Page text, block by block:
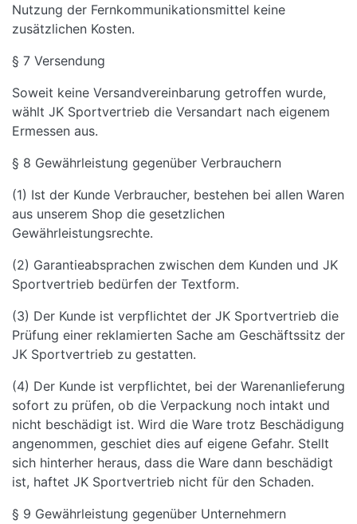
Nutzung der Fernkommunikationsmittel keine
zusätzlichen Kosten.
§ 7 Versendung
Soweit keine Versandvereinbarung getroffen wurde,
wählt JK Sportvertrieb die Versandart nach eigenem
Ermessen aus.
§ 8 Gewährleistung gegenüber Verbrauchern
(1) Ist der Kunde Verbraucher, bestehen bei allen Waren
aus unserem Shop die gesetzlichen
Gewährleistungsrechte.
(2) Garantieabsprachen zwischen dem Kunden und JK
Sportvertrieb bedürfen der Textform.
(3) Der Kunde ist verpflichtet der JK Sportvertrieb die
Prüfung einer reklamierten Sache am Geschäftssitz der
JK Sportvertrieb zu gestatten.
(4) Der Kunde ist verpflichtet, bei der Warenanlieferung
sofort zu prüfen, ob die Verpackung noch intakt und
nicht beschädigt ist. Wird die Ware trotz Beschädigung
angenommen, geschiet dies auf eigene Gefahr. Stellt
sich hinterher heraus, dass die Ware dann beschädigt
ist, haftet JK Sportvertrieb nicht für den Schaden.
§ 9 Gewährleistung gegenüber Unternehmern